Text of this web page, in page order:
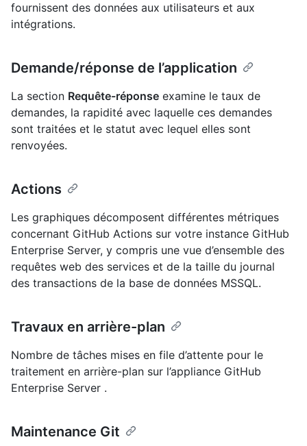
fournissent des données aux utilisateurs et aux
intégrations.
Demande/réponse de l’application
La section Requête-réponse examine le taux de
demandes, la rapidité avec laquelle ces demandes
sont traitées et le statut avec lequel elles sont
renvoyées.
Actions
Les graphiques décomposent différentes métriques
concernant GitHub Actions sur votre instance GitHub
Enterprise Server, y compris une vue d’ensemble des
requêtes web des services et de la taille du journal
des transactions de la base de données MSSQL.
Travaux en arrière-plan
Nombre de tâches mises en file d’attente pour le
traitement en arrière-plan sur l’appliance GitHub
Enterprise Server .
Maintenance Git